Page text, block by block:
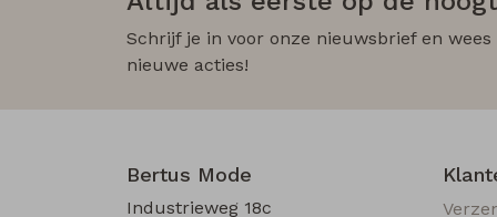
Schrijf je in voor onze nieuwsbrief en
nieuwe acties!
Bertus Mode
Industrieweg 18c